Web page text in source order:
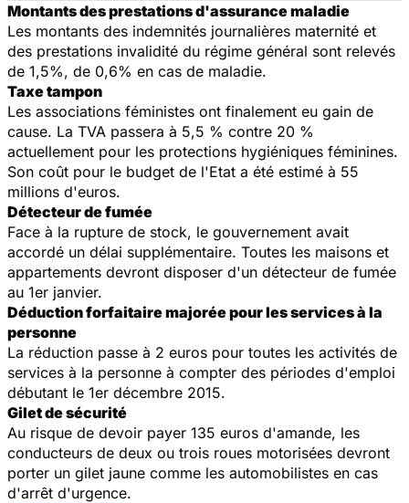
Montants des prestations d'assurance maladie
Les montants des indemnités journalières maternité et
des prestations invalidité du régime général sont relevés
de 1,5%, de 0,6% en cas de maladie.
Taxe tampon
Les associations féministes ont finalement eu gain de
cause. La TVA passera à 5,5 % contre 20 %
actuellement pour les protections hygiéniques féminines.
Son coût pour le budget de l'Etat a été estimé à 55
millions d'euros.
Détecteur de fumée
Face à la rupture de stock, le gouvernement avait
accordé un délai supplémentaire. Toutes les maisons et
appartements devront disposer d'un détecteur de fumée
au 1er janvier.
Déduction forfaitaire majorée pour les services à la
personne
La réduction passe à 2 euros pour toutes les activités de
services à la personne à compter des périodes d'emploi
débutant le 1er décembre 2015.
Gilet de sécurité
Au risque de devoir payer 135 euros d'amande, les
conducteurs de deux ou trois roues motorisées devront
porter un gilet jaune comme les automobilistes en cas
d'arrêt d'urgence.